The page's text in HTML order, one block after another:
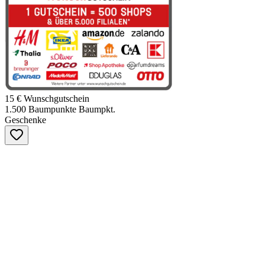
15 € Wunschgutschein
1.500 Baumpunkte Baumpkt.
Geschenke